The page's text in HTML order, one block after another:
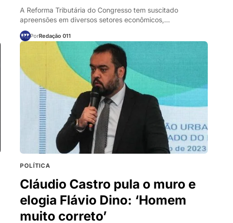
A Reforma Tributária do Congresso tem suscitado
apreensões em diversos setores econômicos,…
PorRedação 011
POLÍTICA
Cláudio Castro pula o muro e
elogia Flávio Dino: ‘Homem
muito correto’